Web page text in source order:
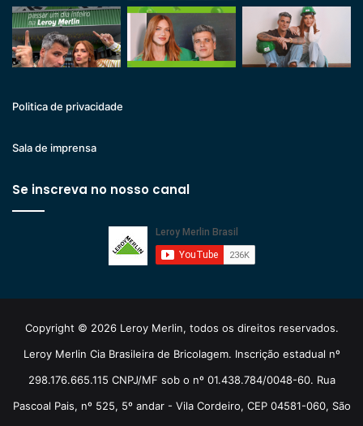
Politica de privacidade
Sala de imprensa
Se inscreva no nosso canal
Copyright © 2026 Leroy Merlin, todos os direitos reservados.
Leroy Merlin Cia Brasileira de Bricolagem. Inscrição estadual nº
298.176.665.115 CNPJ/MF sob o nº 01.438.784/0048-60. Rua
Pascoal Pais, nº 525, 5º andar - Vila Cordeiro, CEP 04581-060, São